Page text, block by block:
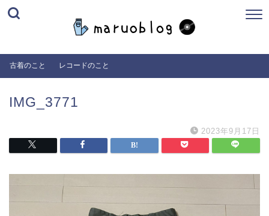
古着のこと レコードのこと
IMG_3771
2023年9月17日